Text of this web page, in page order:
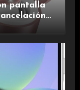
pantalla
larga